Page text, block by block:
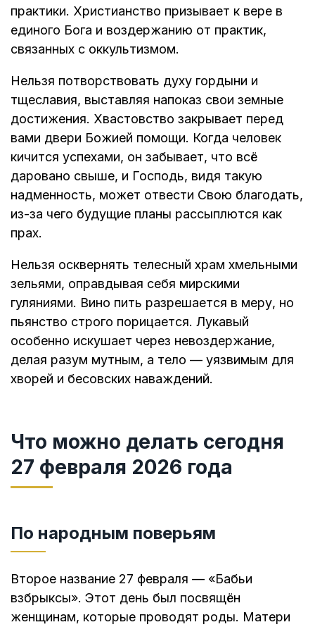
практики. Христианство призывает к вере в
единого Бога и воздержанию от практик,
связанных с оккультизмом.
Нельзя потворствовать духу гордыни и
тщеславия, выставляя напоказ свои земные
достижения. Хвастовство закрывает перед
вами двери Божией помощи. Когда человек
кичится успехами, он забывает, что всё
даровано свыше, и Господь, видя такую
надменность, может отвести Свою благодать,
из-за чего будущие планы рассыплются как
прах.
Нельзя осквернять телесный храм хмельными
зельями, оправдывая себя мирскими
гуляниями. Вино пить разрешается в меру, но
пьянство строго порицается. Лукавый
особенно искушает через невоздержание,
делая разум мутным, а тело — уязвимым для
хворей и бесовских наваждений.
Что можно делать сегодня
27 февраля 2026 года
По народным поверьям
Второе название 27 февраля — «Бабьи
взбрыксы». Этот день был посвящён
женщинам, которые проводят роды. Матери